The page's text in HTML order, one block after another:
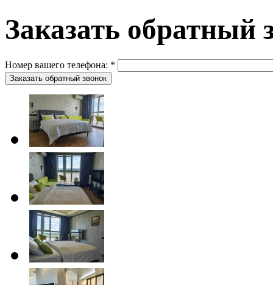
Заказать обратный
Номер вашего телефона: *